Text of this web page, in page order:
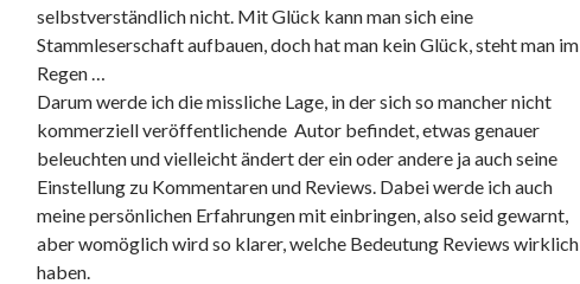
selbstverständlich nicht. Mit Glück kann man sich eine
Stammleserschaft aufbauen, doch hat man kein Glück, steht man im
Regen …
Darum werde ich die missliche Lage, in der sich so mancher nicht
kommerziell veröffentlichende Autor befindet, etwas genauer
beleuchten und vielleicht ändert der ein oder andere ja auch seine
Einstellung zu Kommentaren und Reviews. Dabei werde ich auch
meine persönlichen Erfahrungen mit einbringen, also seid gewarnt,
aber womöglich wird so klarer, welche Bedeutung Reviews wirklich
haben.